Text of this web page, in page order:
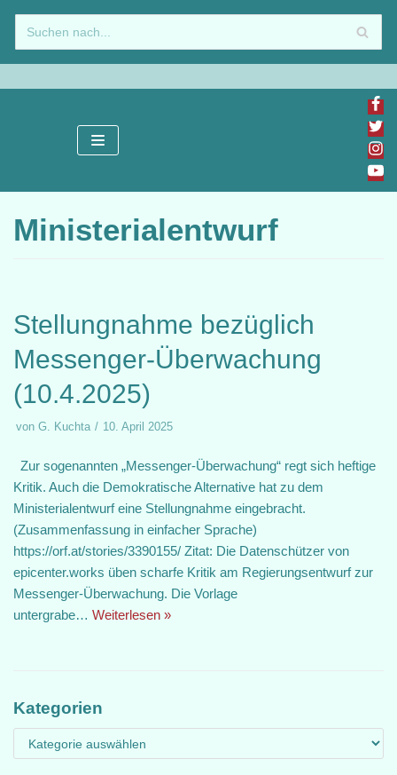
Zum
Inhalt
springen
Ministerialentwurf
Stellungnahme bezüglich
Messenger-Überwachung
(10.4.2025)
von G. Kuchta 10. April 2025
Zur sogenannten „Messenger-Überwachung“ regt sich heftige
Kritik. Auch die Demokratische Alternative hat zu dem
Ministerialentwurf eine Stellungnahme eingebracht.
(Zusammenfassung in einfacher Sprache)
https://orf.at/stories/3390155/ Zitat: Die Datenschützer von
epicenter.works üben scharfe Kritik am Regierungsentwurf zur
Messenger-Überwachung. Die Vorlage
untergrabe… Weiterlesen »
Kategorien